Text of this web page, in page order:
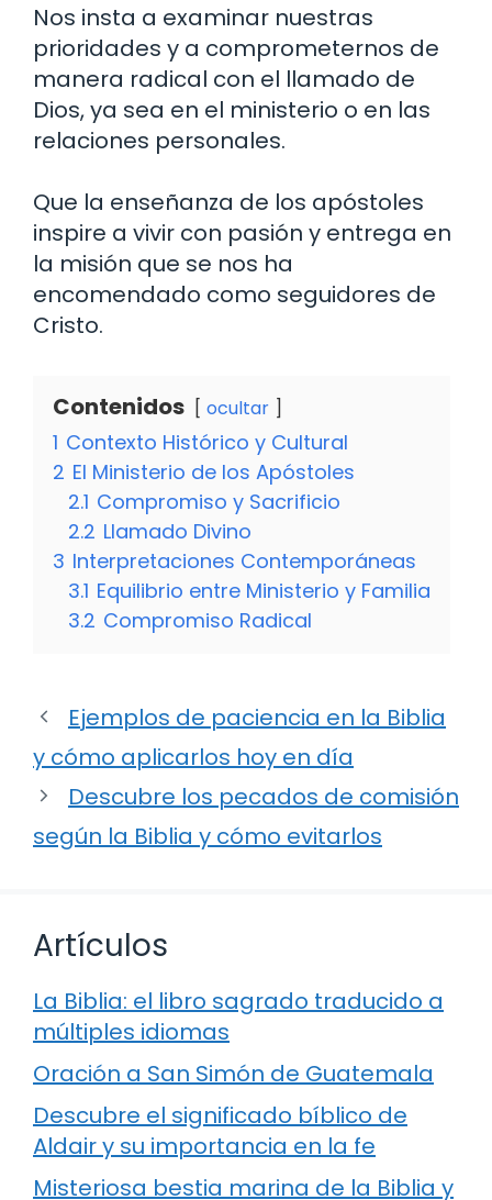
Nos insta a examinar nuestras
prioridades y a comprometernos de
manera radical con el llamado de
Dios, ya sea en el ministerio o en las
relaciones personales.
Que la enseñanza de los apóstoles
inspire a vivir con pasión y entrega en
la misión que se nos ha
encomendado como seguidores de
Cristo.
Contenidos ocultar
1 Contexto Histórico y Cultural
2 El Ministerio de los Apóstoles
2.1 Compromiso y Sacrificio
2.2 Llamado Divino
3 Interpretaciones Contemporáneas
3.1 Equilibrio entre Ministerio y Familia
3.2 Compromiso Radical
Ejemplos de paciencia en la Biblia
y cómo aplicarlos hoy en día
Descubre los pecados de comisión
según la Biblia y cómo evitarlos
Artículos
La Biblia: el libro sagrado traducido a
múltiples idiomas
Oración a San Simón de Guatemala
Descubre el significado bíblico de
Aldair y su importancia en la fe
Misteriosa bestia marina de la Biblia y